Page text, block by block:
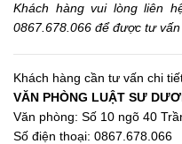
Khách hàng vui lòng liên
0867.678.066 để được tư
Khách hàng cần tư vấn chi
VĂN PHÒNG LUẬT SƯ
Văn phòng: Số 10 ngõ 40
Số điện thoại: 0867.678.066